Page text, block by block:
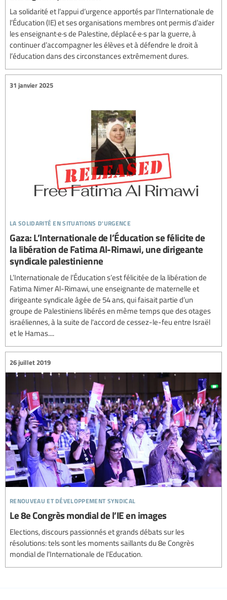
La solidarité et l’appui d’urgence apportés par l’Internationale de
l’Éducation (IE) et ses organisations membres ont permis d’aider
les enseignant·e·s de Palestine, déplacé·e·s par la guerre, à
continuer d’accompagner les élèves et à défendre le droit à
l’éducation dans des circonstances extrêmement dures.
la solidarité en situations d'urgence
31 janvier 2025
Gaza: L’Internationale de l’Éducation se félicite de
la libération de Fatima Al-Rimawi, une dirigeante
syndicale palestinienne
L’Internationale de l’Éducation s’est félicitée de la libération de
Fatima Nimer Al-Rimawi, une enseignante de maternelle et
dirigeante syndicale âgée de 54 ans, qui faisait partie d’un
groupe de Palestiniens libérés en même temps que des otages
israéliennes, à la suite de l'accord de cessez-le-feu entre Israël
et le Hamas....
renouveau et développement syndical
26 juillet 2019
Le 8e Congrès mondial de l’IE en images
Elections, discours passionnés et grands débats sur les
résolutions: tels sont les moments saillants du 8e Congrès
mondial de l’Internationale de l'Education.